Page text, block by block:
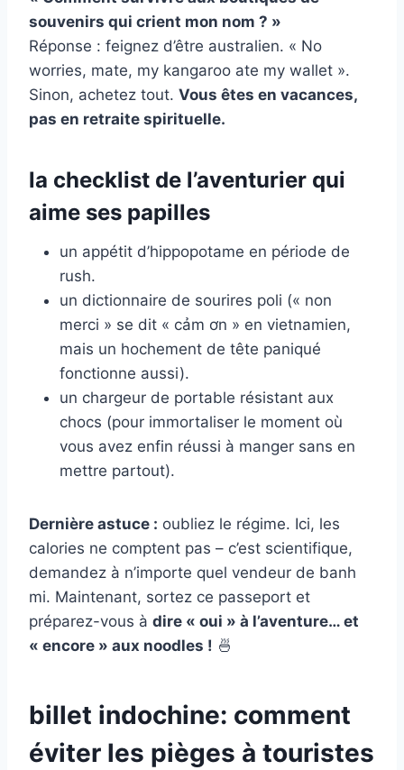
souvenirs qui crient mon nom ? »
Réponse : feignez d’être australien. « No
worries, mate, my kangaroo ate my wallet ».
Sinon, achetez tout. Vous êtes en vacances,
pas en retraite spirituelle.
la checklist de l’aventurier qui
aime ses papilles
un appétit d’hippopotame en période de
rush.
un dictionnaire de sourires poli (« non
merci » se dit « cảm ơn » en vietnamien,
mais un hochement de tête paniqué
fonctionne aussi).
un chargeur de portable résistant aux
chocs (pour immortaliser le moment où
vous avez enfin réussi à manger sans en
mettre partout).
Dernière astuce : oubliez le régime. Ici, les
calories ne comptent pas – c’est scientifique,
demandez à n’importe quel vendeur de banh
mi. Maintenant, sortez ce passeport et
préparez-vous à dire « oui » à l’aventure… et
« encore » aux noodles ! 🍜
billet indochine: comment
éviter les pièges à touristes